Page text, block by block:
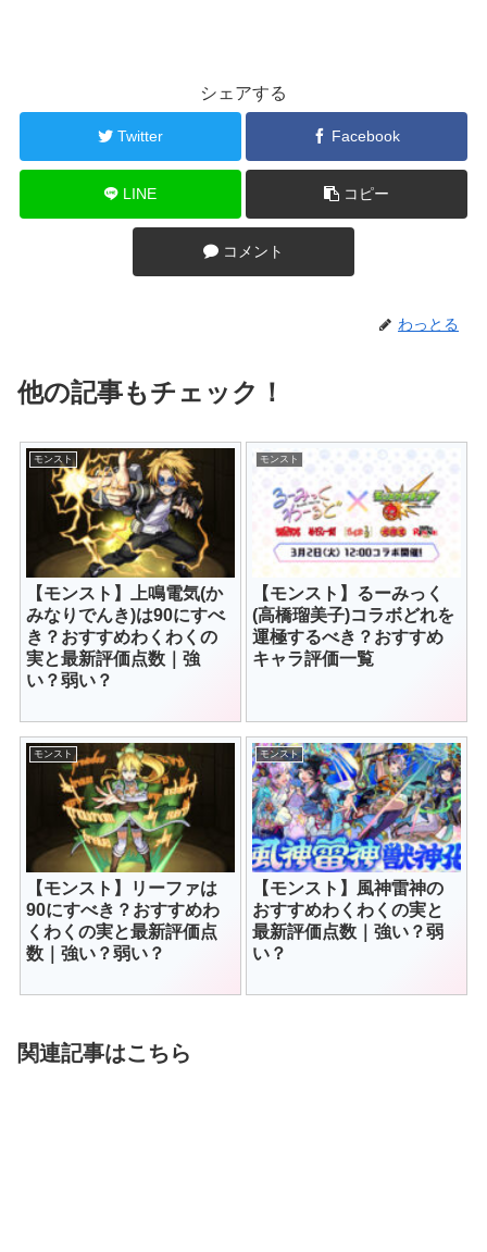
シェアする
Twitter Facebook
LINE コピー
コメント
わっとる
他の記事もチェック！
モンスト
【モンスト】上鳴電気(か
みなりでんき)は90にすべ
き？おすすめわくわくの
実と最新評価点数｜強
い？弱い？
モンスト
【モンスト】るーみっく
(高橋瑠美子)コラボどれを
運極するべき？おすすめ
キャラ評価一覧
モンスト
【モンスト】リーファは
90にすべき？おすすめわ
くわくの実と最新評価点
数｜強い？弱い？
モンスト
【モンスト】風神雷神の
おすすめわくわくの実と
最新評価点数｜強い？弱
い？
関連記事はこちら